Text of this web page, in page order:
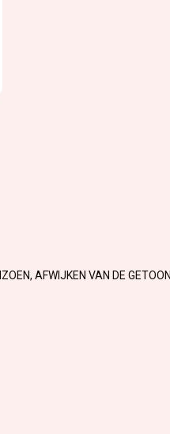
AFWIJKEN VAN DE